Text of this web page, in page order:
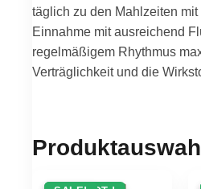
täglich zu den Mahlzeiten mit
Einnahme mit ausreichend
regelmäßigem Rhythmus
Verträglichkeit und die